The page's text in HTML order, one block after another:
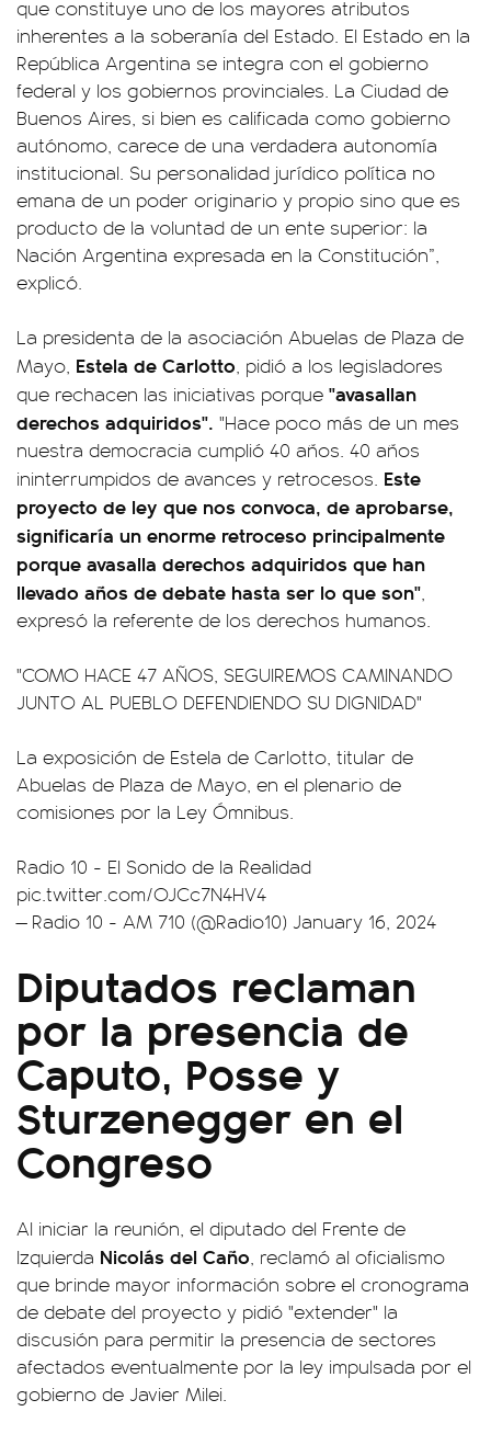
que constituye uno de los mayores atributos
inherentes a la soberanía del Estado. El Estado en la
República Argentina se integra con el gobierno
federal y los gobiernos provinciales. La Ciudad de
Buenos Aires, si bien es calificada como gobierno
autónomo, carece de una verdadera autonomía
institucional. Su personalidad jurídico política no
emana de un poder originario y propio sino que es
producto de la voluntad de un ente superior: la
Nación Argentina expresada en la Constitución”,
explicó.
La presidenta de la asociación Abuelas de Plaza de
Mayo, Estela de Carlotto, pidió a los legisladores
que rechacen las iniciativas porque "avasallan
derechos adquiridos". "Hace poco más de un mes
nuestra democracia cumplió 40 años. 40 años
ininterrumpidos de avances y retrocesos. Este
proyecto de ley que nos convoca, de aprobarse,
significaría un enorme retroceso principalmente
porque avasalla derechos adquiridos que han
llevado años de debate hasta ser lo que son",
expresó la referente de los derechos humanos.
"COMO HACE 47 AÑOS, SEGUIREMOS CAMINANDO
JUNTO AL PUEBLO DEFENDIENDO SU DIGNIDAD"
La exposición de Estela de Carlotto, titular de
Abuelas de Plaza de Mayo, en el plenario de
comisiones por la Ley Ómnibus.
Radio 10 - El Sonido de la Realidad
pic.twitter.com/OJCc7N4HV4
— Radio 10 - AM 710 (@Radio10) January 16, 2024
Diputados reclaman
por la presencia de
Caputo, Posse y
Sturzenegger en el
Congreso
Al iniciar la reunión, el diputado del Frente de
Izquierda Nicolás del Caño, reclamó al oficialismo
que brinde mayor información sobre el cronograma
de debate del proyecto y pidió "extender" la
discusión para permitir la presencia de sectores
afectados eventualmente por la ley impulsada por el
gobierno de Javier Milei.